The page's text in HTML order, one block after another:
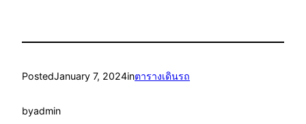
PostedJanuary 7, 2024inตารางเดินรถ
byadmin